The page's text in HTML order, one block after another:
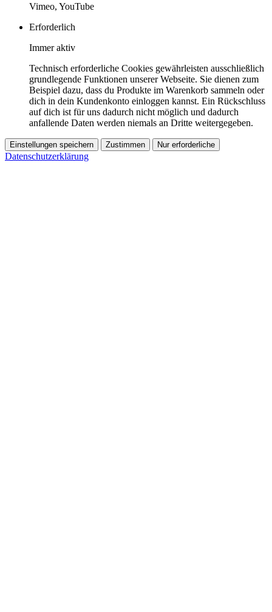
Vimeo, YouTube
Erforderlich
Immer aktiv
Technisch erforderliche Cookies gewährleisten ausschließlich
grundlegende Funktionen unserer Webseite. Sie dienen zum
Beispiel dazu, dass du Produkte im Warenkorb sammeln oder
dich in dein Kundenkonto einloggen kannst. Ein Rückschluss
auf dich ist für uns dadurch nicht möglich und dadurch
anfallende Daten werden niemals an Dritte weitergegeben.
Einstellungen speichern Zustimmen Nur erforderliche
Datenschutzerklärung